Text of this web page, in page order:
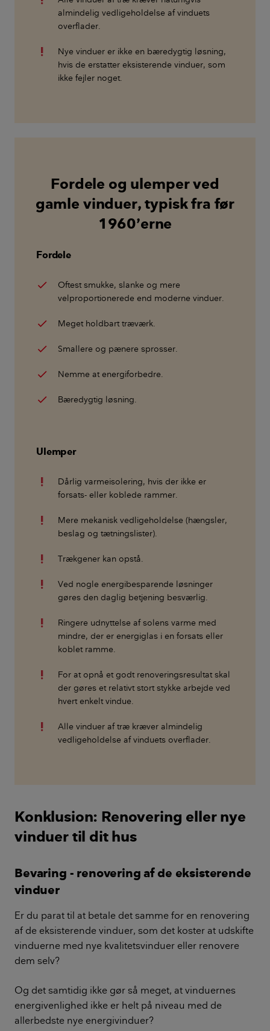
almindelig vedligeholdelse af vinduets
overflader.
Nye vinduer er ikke en bæredygtig løsning,
hvis de erstatter eksisterende vinduer, som
ikke fejler noget.
Fordele og ulemper ved
gamle vinduer, typisk fra før
1960’erne
Fordele
Oftest smukke, slanke og mere
velproportionerede end moderne vinduer.
Meget holdbart træværk.
Smallere og pænere sprosser.
Nemme at energiforbedre.
Bæredygtig løsning.
Ulemper
Dårlig varmeisolering, hvis der ikke er
forsats- eller koblede rammer.
Mere mekanisk vedligeholdelse (hængsler,
beslag og tætningslister).
Trækgener kan opstå.
Ved nogle energibesparende løsninger
gøres den daglig betjening besværlig.
Ringere udnyttelse af solens varme med
mindre, der er energiglas i en forsats eller
koblet ramme.
For at opnå et godt renoveringsresultat skal
der gøres et relativt stort stykke arbejde ved
hvert enkelt vindue.
Alle vinduer af træ kræver almindelig
vedligeholdelse af vinduets overflader.
Konklusion: Renovering eller nye
vinduer til dit hus
Bevaring - renovering af de eksisterende
vinduer
Er du parat til at betale det samme for en renovering
af de eksisterende vinduer, som det koster at udskifte
vinduerne med nye kvalitetsvinduer eller renovere
dem selv?
Og det samtidig ikke gør så meget, at vinduernes
energivenlighed ikke er helt på niveau med de
allerbedste nye energivinduer?